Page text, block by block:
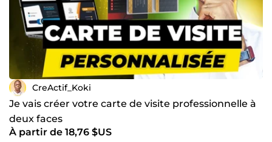
CreActif_Koki
Je vais créer votre carte de visite professionnelle à
deux faces
À partir de 18,76 $US